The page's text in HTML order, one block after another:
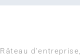
Râteau